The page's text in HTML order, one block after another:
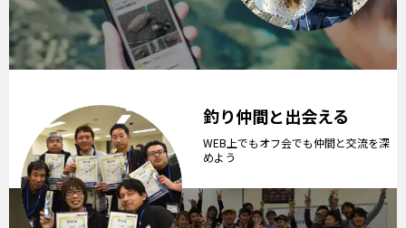
釣り仲間と出会える
WEB上でもオフ会でも仲間と交流を深
めよう